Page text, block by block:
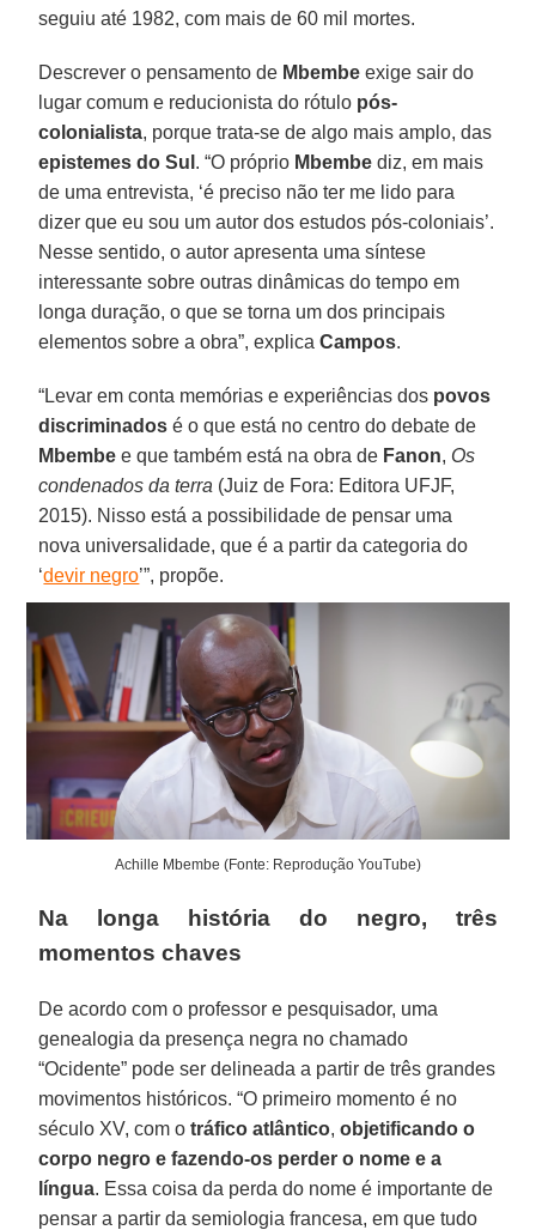
seguiu até 1982, com mais de 60 mil mortes.
Descrever o pensamento de Mbembe exige sair do
lugar comum e reducionista do rótulo pós-
colonialista, porque trata-se de algo mais amplo, das
epistemes do Sul . “O próprio Mbembe diz, em mais
de uma entrevista, ‘é preciso não ter me lido para
dizer que eu sou um autor dos estudos pós-coloniais’.
Nesse sentido, o autor apresenta uma síntese
interessante sobre outras dinâmicas do tempo em
longa duração, o que se torna um dos principais
elementos sobre a obra”, explicaCampos.
“Levar em conta memórias e experiências dos povos
discriminados é o que está no centro do debate de
Mbembe e que também está na obra de Fanon, Os
condenados da terra (Juiz de Fora: Editora UFJF,
2015). Nisso está a possibilidade de pensar uma
nova universalidade, que é a partir da categoria do
‘devir negro’”, propõe.
Achille Mbembe (Fonte: Reprodução YouTube)
Na longa história do negro, três
momentos chaves
De acordo com o professor e pesquisador, uma
genealogia da presença negra no chamado
“Ocidente” pode ser delineada a partir de três grandes
movimentos históricos. “O primeiro momento é no
século XV, com otráfico atlântico,objetificando o
corpo negro e fazendo-os perder o nome e a
língua. Essa coisa da perda do nome é importante de
pensar a partir da semiologia francesa, em que tudo